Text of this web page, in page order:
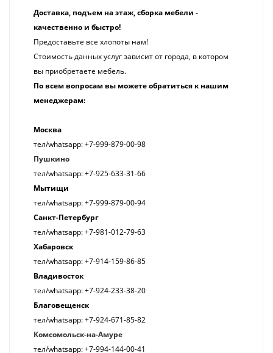
Доставка, подъем на этаж, сборка мебели -
качественно и быстро!
Предоставьте все хлопоты нам!
Стоимость данных услуг зависит от города, в котором
вы приобретаете мебель.
По всем вопросам вы можете обратиться к нашим
менеджерам:
Москва
тел/whatsapp: +7-999-879-00-98
Пушкино
тел/whatsapp: +7-925-633-31-66
Мытищи
тел/whatsapp: +7-999-879-00-94
Санкт-Петербург
тел/whatsapp: +7-981-012-79-63
Хабаровск
тел/whatsapp: +7-914-159-86-85
Владивосток
тел/whatsapp: +7-924-233-38-20
Благовещенск
тел/whatsapp: +7-924-671-85-82
Комсомольск-на-Амуре
тел/whatsapp: +7-994-144-00-41